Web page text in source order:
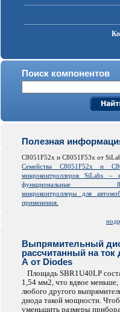
Поиск компонентов
Полезная
C8051F52x и C8051F53x от
Семейства C8051F52x и
микроконтроллеровSiLabs
–
функциональные 8-
микроконтроллеры для
применения.
Выпрямительный
рассчитанный на ток
А от Diodes
Площадь SBR1U40LP
1,54 мм2, что вдвое меньше,
любого другого
диода такой мощности.
уменьшить размеры